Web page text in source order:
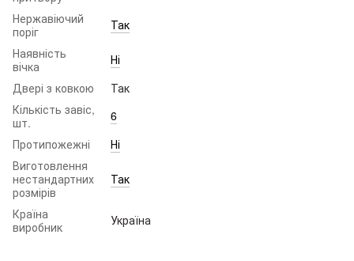
Нержавіючий
поріг
Так
Наявність
вічка
Ні
Двері з ковкою
Так
Кількість завіс,
шт.
6
Протипожежні
Ні
Виготовлення
нестандартних
розмірів
Так
Країна
виробник
Україна